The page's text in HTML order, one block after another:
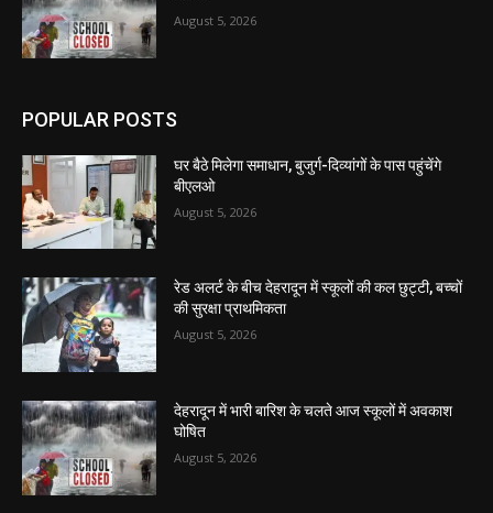
August 5, 2026
POPULAR POSTS
घर बैठे मिलेगा समाधान, बुजुर्ग-दिव्यांगों के पास पहुंचेंगे
बीएलओ
August 5, 2026
रेड अलर्ट के बीच देहरादून में स्कूलों की कल छुट्टी, बच्चों
की सुरक्षा प्राथमिकता
August 5, 2026
देहरादून में भारी बारिश के चलते आज स्कूलों में अवकाश
घोषित
August 5, 2026